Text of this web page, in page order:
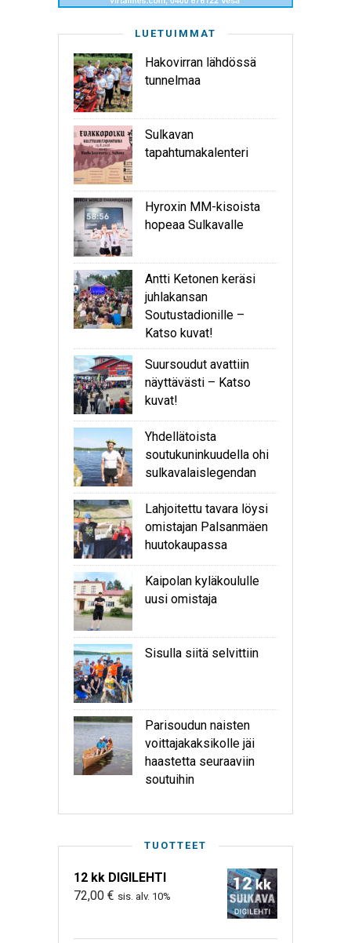
LUETUIMMAT
Hakovirran lähdössä
tunnelmaa
Sulkavan
tapahtumakalenteri
Hyroxin MM-kisoista
hopeaa Sulkavalle
Antti Ketonen keräsi
juhlakansan
Soutustadionille –
Katso kuvat!
Suursoudut avattiin
näyttävästi – Katso
kuvat!
Yhdellätoista
soutukuninkuudella ohi
sulkavalaislegendan
Lahjoitettu tavara löysi
omistajan Palsanmäen
huutokaupassa
Kaipolan kyläkoululle
uusi omistaja
Sisulla siitä selvittiin
Parisoudun naisten
voittajakaksikolle jäi
haastetta seuraaviin
soutuihin
TUOTTEET
12 kk DIGILEHTI
72,00 € sis. alv. 10%